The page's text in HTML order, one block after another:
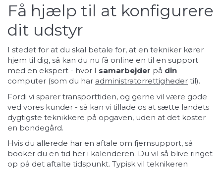
Få hjælp til at konfigurere
dit udstyr
I stedet for at du skal betale for, at en tekniker kører
hjem til dig, så kan du nu få online en til en support
med en ekspert - hvor I samarbejder på din
computer (som du har administratorrettigheder til).
Fordi vi sparer transporttiden, og gerne vil være gode
ved vores kunder - så kan vi tillade os at sætte landets
dygtigste teknikkere på opgaven, uden at det koster
en bondegård.
Hvis du allerede har en aftale om fjernsupport, så
booker du en tid her i kalenderen. Du vil så blive ringet
op på det aftalte tidspunkt. Typisk vil teknikeren